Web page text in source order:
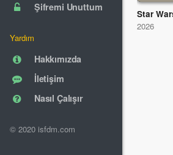
Şifremi Unuttum
Yardım
Hakkımızda
İletişim
Nasıl Çalışır
© 2020 isfdm.com
2026